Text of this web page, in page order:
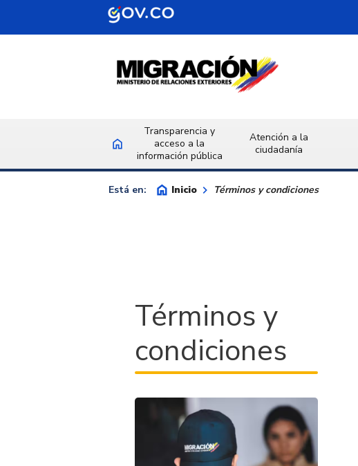
Saltar al contenido principal
homeInicio
Transparencia y
acceso a la
información pública
Atención a la
ciudadanía
Está en: home Inicio keyboard_arrow_right Términos y condiciones
Términos y
condiciones